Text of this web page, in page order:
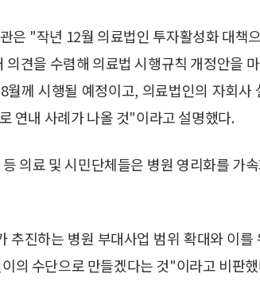
은 "작년 12월 의료법인 투자활성화 대책
의견을 수렴해 의료법 시행규칙 개정안을
월께 시행될 예정이고, 의료법인의 자회사
연내 사례가 나올 것"이라고 설명했다.
의료 및 시민단체들은 병원 영리화를 가
추진하는 병원 부대사업 범위 확대와 이
의 수단으로 만들겠다는 것"이라고 비판